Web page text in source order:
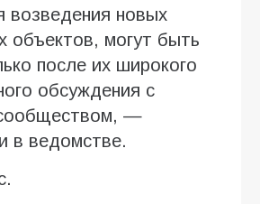
возведения новых
объектов, могут быть
после их широкого
обсуждения с
—
в ведомстве.